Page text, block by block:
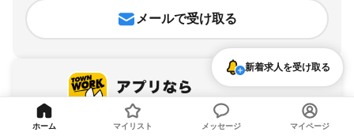
メールで受け取る
新着求人を受け取る
ホーム マイリスト メッセージ マイページ